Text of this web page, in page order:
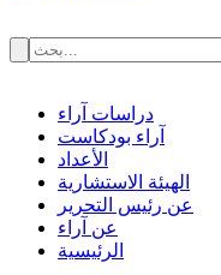
دراسات آراء
آراء بودكاست
الأعداد
الهيئة الاستشارية
عن رئيس التحرير
عن آراء
الرئيسية